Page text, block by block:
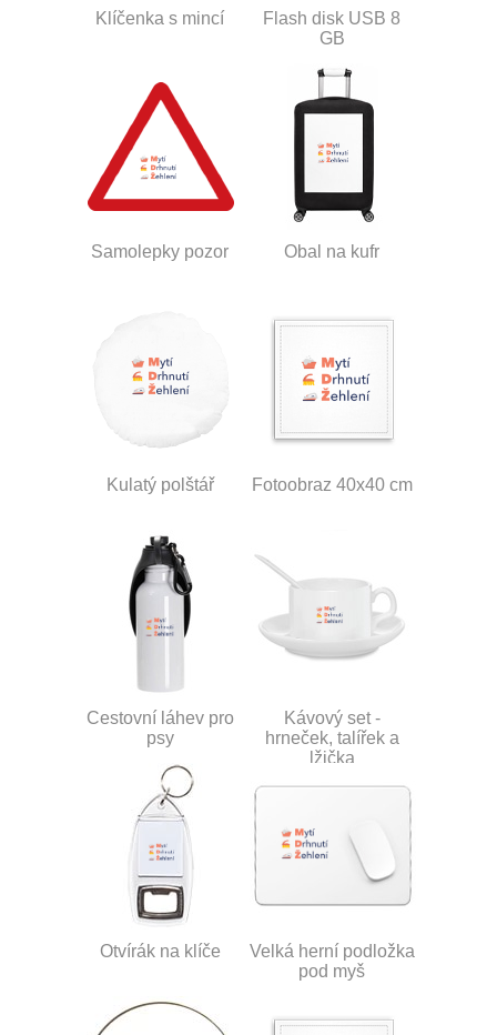
Klíčenka s mincí
Flash disk USB 8
GB
Samolepky pozor Obal na kufr
Kulatý polštář Fotoobraz 40x40 cm
Cestovní láhev pro
psy
Kávový set -
hrneček, talířek a
lžička
Otvírák na klíče
Velká herní podložka
pod myš